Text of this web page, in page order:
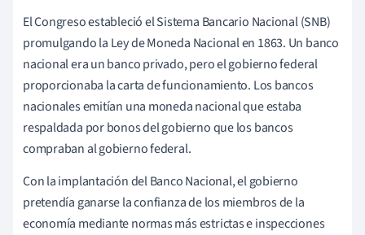
El Congreso estableció el Sistema Bancario Nacional (SNB)
promulgando la Ley de Moneda Nacional en 1863. Un banco
nacional era un banco privado, pero el gobierno federal
proporcionaba la carta de funcionamiento. Los bancos
nacionales emitían una moneda nacional que estaba
respaldada por bonos del gobierno que los bancos
compraban al gobierno federal.
Con la implantación del Banco Nacional, el gobierno
pretendía ganarse la confianza de los miembros de la
economía mediante normas más estrictas e inspecciones